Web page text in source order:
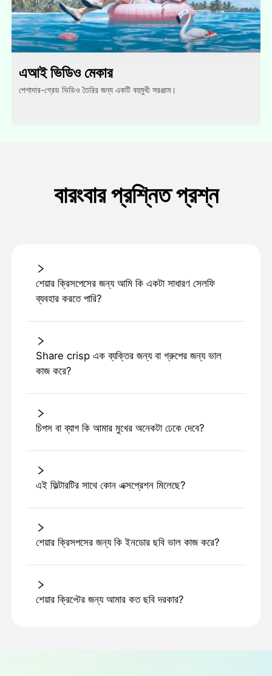
এআই ভিডিও মেকার
পেশাদার-গ্রেড ভিডিও তৈরির জন্য একটি বহুমুখী সরঞ্জাম।
বারংবার প্রশ্নিত প্রশ্ন
শেয়ার ক্রিসপেসের জন্য আমি কি একটা সাধারণ সেলফি
ব্যবহার করতে পারি?
Share crisp এক ব্যক্তির জন্য বা গ্রুপের জন্য ভাল
কাজ করে?
চিপস বা ব্যাগ কি আমার মুখের অনেকটা ঢেকে দেবে?
এই ফিল্টারটির সাথে কোন এক্সপ্রেশন মিলেছে?
শেয়ার ক্রিসপসের জন্য কি ইনডোর ছবি ভাল কাজ করে?
শেয়ার ক্রিপ্টের জন্য আমার কত ছবি দরকার?